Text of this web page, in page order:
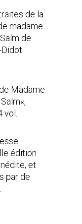
de la
madame
de
Didot
Madame
vol.
édition
et
par de